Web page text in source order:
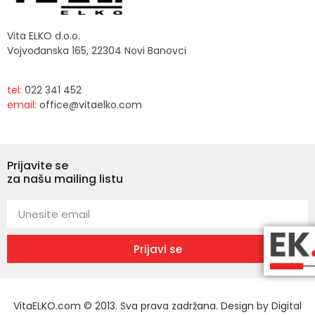
Vita ELKO d.o.o.
Vojvođanska 165, 22304 Novi Banovci
tel: 022 341 452
email: office@vitaelko.com
Prijavite se
za našu mailing listu
Prijavi se
VitaELKO.com © 2013. Sva prava zadržana. Design by Digital